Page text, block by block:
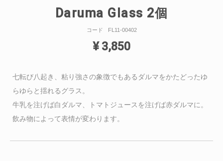
Daruma Glass 2個
コード FL11-00402
¥ 3,850
七転び八起き、粘り強さの象徴でもあるダルマをかたどったゆ
らゆらと揺れるグラス。
牛乳を注げば白ダルマ、トマトジュースを注げば赤ダルマに。
飲み物によって表情が変わります。